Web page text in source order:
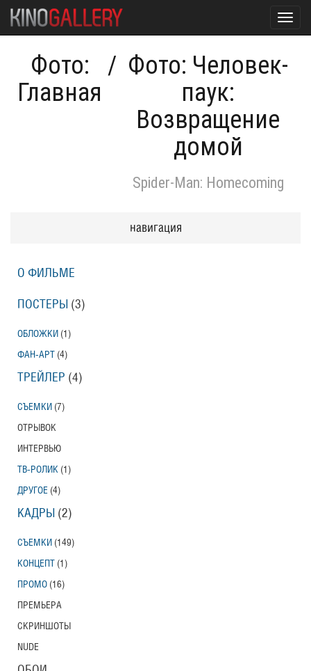
Фото:
Главная
/ Фото: Человек-
паук:
Возвращение
домой
Spider-Man: Homecoming
навигация
О ФИЛЬМЕ
ПОСТЕРЫ (3)
ОБЛОЖКИ (1)
ФАН-АРТ (4)
ТРЕЙЛЕР (4)
СЪЕМКИ (7)
ОТРЫВОК
ИНТЕРВЬЮ
ТВ-РОЛИК (1)
ДРУГОЕ (4)
КАДРЫ (2)
СЪЕМКИ (149)
КОНЦЕПТ (1)
ПРОМО (16)
ПРЕМЬЕРА
СКРИНШОТЫ
NUDE